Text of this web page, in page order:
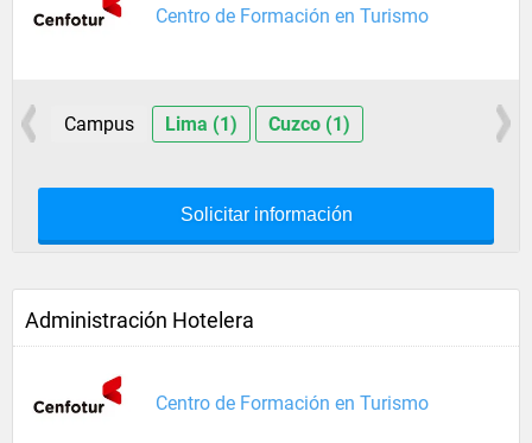
Centro de Formación en Turismo
Campus Lima (1) Cuzco (1)
Solicitar información
Administración Hotelera
Centro de Formación en Turismo